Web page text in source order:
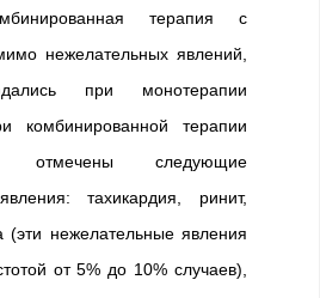
терапия с
нежелательных явлений,
при монотерапии
комбинированной терапии
отмечены следующие
тахикардия, ринит,
(эти нежелательные явления
от 5% до 10% случаев),